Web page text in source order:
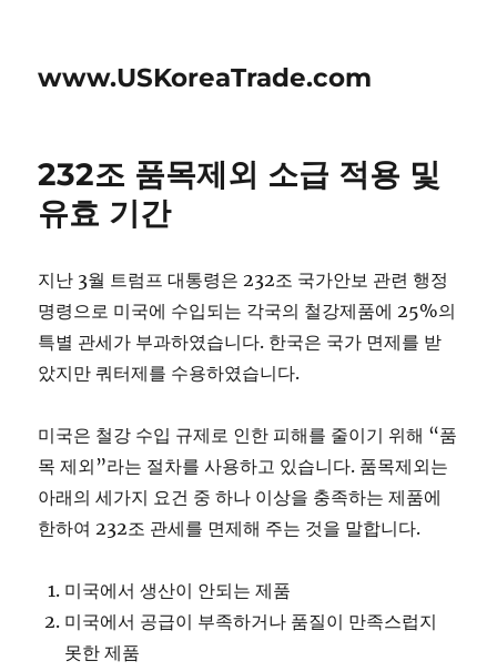
www.USKoreaTrade.com
232조 품목제외 소급 적용 및
유효 기간
지난 3월 트럼프 대통령은 232조 국가안보 관련 행정
명령으로 미국에 수입되는 각국의 철강제품에 25%의
특별 관세가 부과하였습니다. 한국은 국가 면제를 받
았지만 쿼터제를 수용하였습니다.
미국은 철강 수입 규제로 인한 피해를 줄이기 위해 “품
목 제외”라는 절차를 사용하고 있습니다. 품목제외는
아래의 세가지 요건 중 하나 이상을 충족하는 제품에
한하여 232조 관세를 면제해 주는 것을 말합니다.
미국에서 생산이 안되는 제품
미국에서 공급이 부족하거나 품질이 만족스럽지
못한 제품